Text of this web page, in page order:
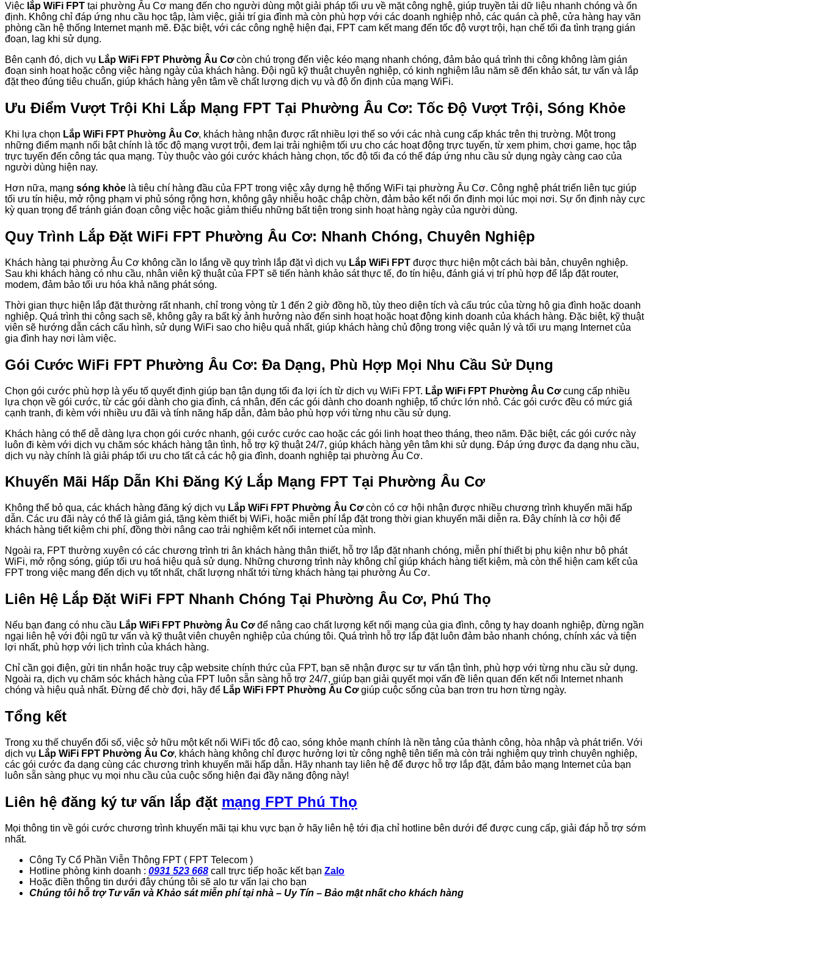
Việc lắp WiFi FPT tại phường Âu Cơ mang đến cho người dùng một giải pháp tối ưu về mặt công nghệ, giúp truyền tải dữ liệu nhanh chóng và ổn
định. Không chỉ đáp ứng nhu cầu học tập, làm việc, giải trí gia đình mà còn phù hợp với các doanh nghiệp nhỏ, các quán cà phê, cửa hàng hay văn
phòng cần hệ thống Internet mạnh mẽ. Đặc biệt, với các công nghệ hiện đại, FPT cam kết mang đến tốc độ vượt trội, hạn chế tối đa tình trạng gián
đoạn, lag khi sử dụng.
Bên cạnh đó, dịch vụ Lắp WiFi FPT Phường Âu Cơcòn chú trọng đến việc kéo mạng nhanh chóng, đảm bảo quá trình thi công không làm gián
đoạn sinh hoạt hoặc công việc hàng ngày của khách hàng. Đội ngũ kỹ thuật chuyên nghiệp, có kinh nghiệm lâu năm sẽ đến khảo sát, tư vấn và lắp
đặt theo đúng tiêu chuẩn, giúp khách hàng yên tâm về chất lượng dịch vụ và độ ổn định của mạng WiFi.
Ưu Điểm Vượt Trội Khi Lắp Mạng FPT Tại Phường Âu Cơ: Tốc Độ Vượt Trội, Sóng Khỏe
Khi lựa chọn Lắp WiFi FPT Phường Âu Cơ, khách hàng nhận được rất nhiều lợi thế so với các nhà cung cấp khác trên thị trường. Một trong
những điểm mạnh nổi bật chính là tốc độ mạng vượt trội, đem lại trải nghiệm tối ưu cho các hoạt động trực tuyến, từ xem phim, chơi game, học tập
trực tuyến đến công tác qua mạng. Tùy thuộc vào gói cước khách hàng chọn, tốc độ tối đa có thể đáp ứng nhu cầu sử dụng ngày càng cao của
người dùng hiện nay.
Hơn nữa, mạng sóng khỏe là tiêu chí hàng đầu của FPT trong việc xây dựng hệ thống WiFi tại phường Âu Cơ. Công nghệ phát triển liên tục giúp
tối ưu tín hiệu, mở rộng phạm vi phủ sóng rộng hơn, không gây nhiễu hoặc chập chờn, đảm bảo kết nối ổn định mọi lúc mọi nơi. Sự ổn định này cực
kỳ quan trọng để tránh gián đoạn công việc hoặc giảm thiểu những bất tiện trong sinh hoạt hàng ngày của người dùng.
Quy Trình Lắp Đặt WiFi FPT Phường Âu Cơ: Nhanh Chóng, Chuyên Nghiệp
Khách hàng tại phường Âu Cơ không cần lo lắng về quy trình lắp đặt vì dịch vụ Lắp WiFi FPT được thực hiện một cách bài bản, chuyên nghiệp.
Sau khi khách hàng có nhu cầu, nhân viên kỹ thuật của FPT sẽ tiến hành khảo sát thực tế, đo tín hiệu, đánh giá vị trí phù hợp để lắp đặt router,
modem, đảm bảo tối ưu hóa khả năng phát sóng.
Thời gian thực hiện lắp đặt thường rất nhanh, chỉ trong vòng từ 1 đến 2 giờ đồng hồ, tùy theo diện tích và cấu trúc của từng hộ gia đình hoặc doanh
nghiệp. Quá trình thi công sạch sẽ, không gây ra bất kỳ ảnh hưởng nào đến sinh hoạt hoặc hoạt động kinh doanh của khách hàng. Đặc biệt, kỹ thuật
viên sẽ hướng dẫn cách cấu hình, sử dụng WiFi sao cho hiệu quả nhất, giúp khách hàng chủ động trong việc quản lý và tối ưu mạng Internet của
gia đình hay nơi làm việc.
Gói Cước WiFi FPT Phường Âu Cơ: Đa Dạng, Phù Hợp Mọi Nhu Cầu Sử Dụng
Chọn gói cước phù hợp là yếu tố quyết định giúp bạn tận dụng tối đa lợi ích từ dịch vụ WiFi FPT. Lắp WiFi FPT Phường Âu Cơcung cấp nhiều
lựa chọn về gói cước, từ các gói dành cho gia đình, cá nhân, đến các gói dành cho doanh nghiệp, tổ chức lớn nhỏ. Các gói cước đều có mức giá
cạnh tranh, đi kèm với nhiều ưu đãi và tính năng hấp dẫn, đảm bảo phù hợp với từng nhu cầu sử dụng.
Khách hàng có thể dễ dàng lựa chọn gói cước nhanh, gói cước cước cao hoặc các gói linh hoạt theo tháng, theo năm. Đặc biệt, các gói cước này
luôn đi kèm với dịch vụ chăm sóc khách hàng tận tình, hỗ trợ kỹ thuật 24/7, giúp khách hàng yên tâm khi sử dụng. Đáp ứng được đa dạng nhu cầu,
dịch vụ này chính là giải pháp tối ưu cho tất cả các hộ gia đình, doanh nghiệp tại phường Âu Cơ.
Khuyến Mãi Hấp Dẫn Khi Đăng Ký Lắp Mạng FPT Tại Phường Âu Cơ
Không thể bỏ qua, các khách hàng đăng ký dịch vụ Lắp WiFi FPT Phường Âu Cơcòn có cơ hội nhận được nhiều chương trình khuyến mãi hấp
dẫn. Các ưu đãi này có thể là giảm giá, tặng kèm thiết bị WiFi, hoặc miễn phí lắp đặt trong thời gian khuyến mãi diễn ra. Đây chính là cơ hội để
khách hàng tiết kiệm chi phí, đồng thời nâng cao trải nghiệm kết nối internet của mình.
Ngoài ra, FPT thường xuyên có các chương trình tri ân khách hàng thân thiết, hỗ trợ lắp đặt nhanh chóng, miễn phí thiết bị phụ kiện như bộ phát
WiFi, mở rộng sóng, giúp tối ưu hoá hiệu quả sử dụng. Những chương trình này không chỉ giúp khách hàng tiết kiệm, mà còn thể hiện cam kết của
FPT trong việc mang đến dịch vụ tốt nhất, chất lượng nhất tới từng khách hàng tại phường Âu Cơ.
Liên Hệ Lắp Đặt WiFi FPT Nhanh Chóng Tại Phường Âu Cơ, Phú Thọ
Nếu bạn đang có nhu cầu Lắp WiFi FPT Phường Âu Cơđể nâng cao chất lượng kết nối mạng của gia đình, công ty hay doanh nghiệp, đừng ngần
ngại liên hệ với đội ngũ tư vấn và kỹ thuật viên chuyên nghiệp của chúng tôi. Quá trình hỗ trợ lắp đặt luôn đảm bảo nhanh chóng, chính xác và tiện
lợi nhất, phù hợp với lịch trình của khách hàng.
Chỉ cần gọi điện, gửi tin nhắn hoặc truy cập website chính thức của FPT, bạn sẽ nhận được sự tư vấn tận tình, phù hợp với từng nhu cầu sử dụng.
Ngoài ra, dịch vụ chăm sóc khách hàng của FPT luôn sẵn sàng hỗ trợ 24/7, giúp bạn giải quyết mọi vấn đề liên quan đến kết nối Internet nhanh
chóng và hiệu quả nhất. Đừng để chờ đợi, hãy để Lắp WiFi FPT Phường Âu Cơgiúp cuộc sống của bạn trơn tru hơn từng ngày.
Tổng kết
Trong xu thế chuyển đổi số, việc sở hữu một kết nối WiFi tốc độ cao, sóng khỏe mạnh chính là nền tảng của thành công, hòa nhập và phát triển. Với
dịch vụ Lắp WiFi FPT Phường Âu Cơ, khách hàng không chỉ được hưởng lợi từ công nghệ tiên tiến mà còn trải nghiệm quy trình chuyên nghiệp,
các gói cước đa dạng cùng các chương trình khuyến mãi hấp dẫn. Hãy nhanh tay liên hệ để được hỗ trợ lắp đặt, đảm bảo mạng Internet của bạn
luôn sẵn sàng phục vụ mọi nhu cầu của cuộc sống hiện đại đầy năng động này!
Liên hệ đăng ký tư vấn lắp đặt mạng FPT Phú Thọ
Mọi thông tin về gói cước chương trình khuyến mãi tại khu vực bạn ở hãy liên hệ tới địa chỉ hotline bên dưới để được cung cấp, giải đáp hỗ trợ sớm
nhất.
Công Ty Cổ Phần Viễn Thông FPT ( FPT Telecom )
Hotline phòng kinh doanh : 0931 523 668 call trực tiếp hoặc kết bạn Zalo
Hoặc điền thông tin dưới đây chúng tôi sẽ alo tư vấn lại cho bạn
Chúng tôi hỗ trợ Tư vấn và Khảo sát miễn phí tại nhà – Uy Tín – Bảo mật nhất cho khách hàng